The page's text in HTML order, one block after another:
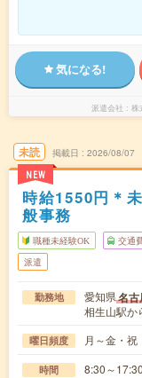
気になる!
派遣会社 株
未読
NEW
掲載日 2026/08/07
時給1550円＊
般事務
職種未経験OK 交通
派遣
勤務地 愛知県名
相生山駅か
曜日頻度 月～金・祝
時間 8:30～